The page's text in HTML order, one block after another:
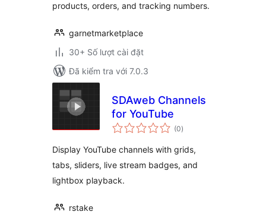
products, orders, and tracking numbers.
garnetmarketplace
30+ Số lượt cài đặt
Đã kiểm tra với 7.0.3
SDAweb Channels
for YouTube
(0tổng
đánh
)
Display YouTube channels with grids,
tabs, sliders, live stream badges, and
lightbox playback.
rstake